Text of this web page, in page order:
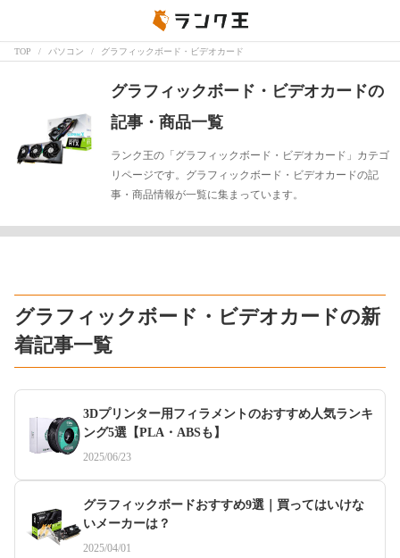
TOP パソコン グラフィックボード・ビデオカード
グラフィックボード・ビデオカードの
記事・商品一覧
ランク王の「グラフィックボード・ビデオカード」カテゴ
リページです。グラフィックボード・ビデオカードの記
事・商品情報が一覧に集まっています。
グラフィックボード・ビデオカードの新
着記事一覧
3Dプリンター用フィラメントのおすすめ人気ランキ
ング5選【PLA・ABSも】
2025/06/23
グラフィックボードおすすめ9選｜買ってはいけな
いメーカーは？
2025/04/01